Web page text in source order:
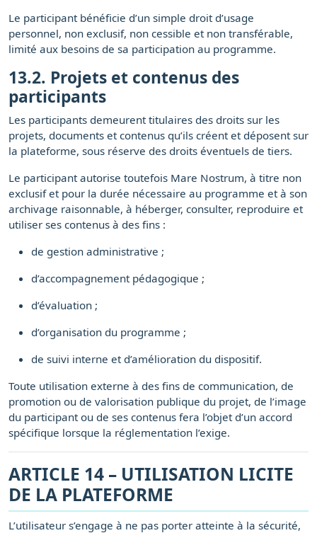
Le participant bénéficie d’un simple droit d’usage
personnel, non exclusif, non cessible et non transférable,
limité aux besoins de sa participation au programme.
13.2. Projets et contenus des
participants
Les participants demeurent titulaires des droits sur les
projets, documents et contenus qu’ils créent et déposent sur
la plateforme, sous réserve des droits éventuels de tiers.
Le participant autorise toutefois Mare Nostrum, à titre non
exclusif et pour la durée nécessaire au programme et à son
archivage raisonnable, à héberger, consulter, reproduire et
utiliser ses contenus à des fins :
de gestion administrative ;
d’accompagnement pédagogique ;
d’évaluation ;
d’organisation du programme ;
de suivi interne et d’amélioration du dispositif.
Toute utilisation externe à des fins de communication, de
promotion ou de valorisation publique du projet, de l’image
du participant ou de ses contenus fera l’objet d’un accord
spécifique lorsque la réglementation l’exige.
ARTICLE 14 – UTILISATION LICITE
DE LA PLATEFORME
L’utilisateur s’engage à ne pas porter atteinte à la sécurité,